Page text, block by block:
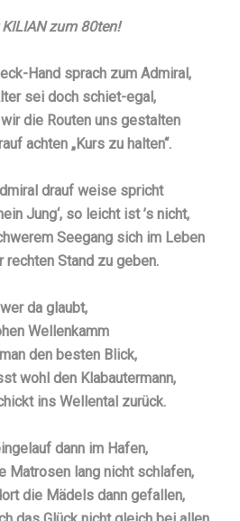
zum 80ten!
Hand sprach zum Admiral,
sei doch schiet-egal,
die Routen uns gestalten
achten „Kurs zu halten“.
drauf weise spricht
Jung‘, so leicht ist ’s nicht,
Seegang sich im Leben
rechten Stand zu geben.
da glaubt,
Wellenkamm
den besten Blick,
wohl den Klabautermann,
ins Wellental zurück.
dann im Hafen,
Matrosen lang nicht schlafen,
die Mädels dann gefallen,